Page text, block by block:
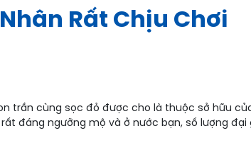
Nhân Rất Chịu Chơi
trần cùng sọc đỏ được cho là thuộc sở hữu
đáng ngưỡng mộ và ở nước bạn, số lượng đại